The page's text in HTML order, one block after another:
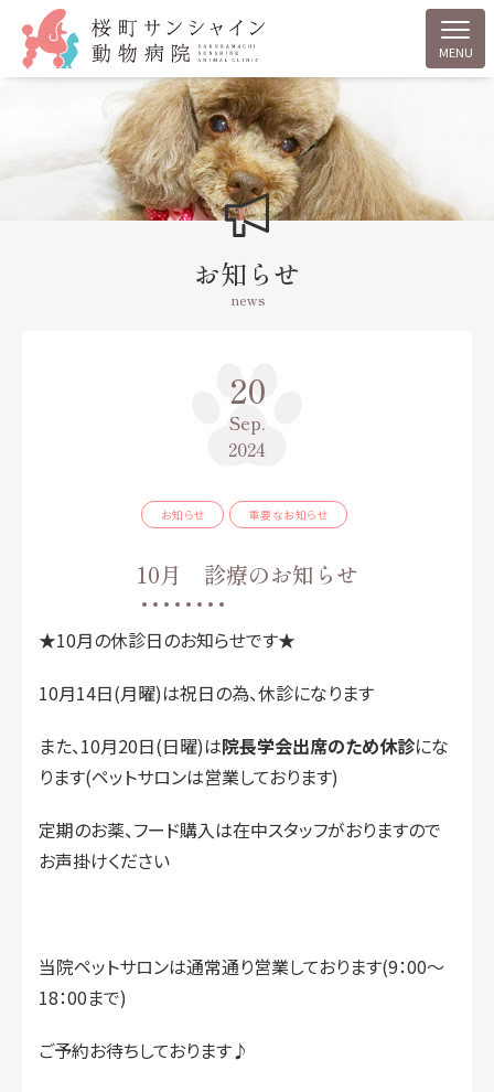
MENU
お知らせ
news
20
Sep.
2024
お知らせ 重要なお知らせ
10月 診療のお知らせ
★10月の休診日のお知らせです★
10月14日(月曜)は祝日の為、休診になります
また、10月20日(日曜)は院長学会出席のため休診にな
ります(ペットサロンは営業しております)
定期のお薬、フード購入は在中スタッフがおりますので
お声掛けください
当院ペットサロンは通常通り営業しております(9：00～
18：00まで)
ご予約お待ちしております♪